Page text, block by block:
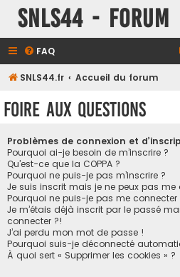
SNLS44 - Forum
FAQ
SNLS44.fr Accueil du forum
Foire aux questions
Problèmes de connexion et
Pourquoi ai-je besoin de m’inscrire ?
Qu’est-ce que la COPPA ?
Pourquoi ne puis-je pas m’inscrire ?
Je suis inscrit mais je ne peux pas me
Pourquoi ne puis-je pas me connecter
Je m’étais déjà inscrit par le passé
connecter ?!
J’ai perdu mon mot de passe !
Pourquoi suis-je déconnecté
À quoi sert « Supprimer les cookies » ?